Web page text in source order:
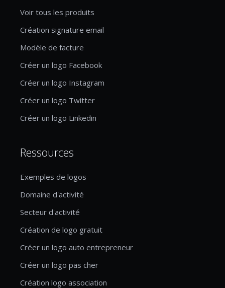
Voir tous les produits
Création signature email
Modèle de facture
Créer un logo Facebook
Créer un logo Instagram
Créer un logo Twitter
Créer un logo Linkedin
Ressources
Exemples de logos
Domaine d'activité
Secteur d'activité
Création de logo gratuit
Créer un logo auto entrepreneur
Créer un logo pas cher
Création logo association